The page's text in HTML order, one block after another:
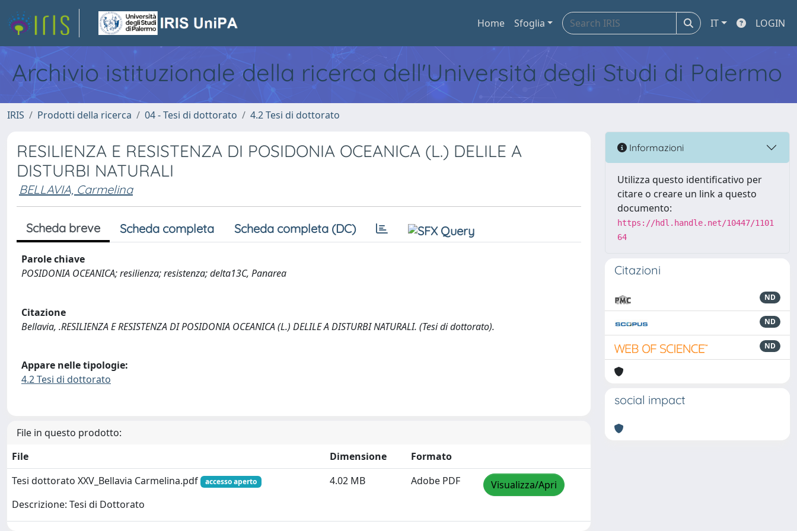
Home Sfoglia IT LOGIN
Archivio istituzionale della ricerca dell'Università degli Studi di Palermo
IRIS Prodotti della ricerca 04 - Tesi di dottorato 4.2 Tesi di dottorato
RESILIENZA E RESISTENZA DI POSIDONIA OCEANICA (L.) DELILE A
DISTURBI NATURALI
BELLAVIA, Carmelina
Scheda breve Scheda completa Scheda completa (DC)
Parole chiave
POSIDONIA OCEANICA; resilienza; resistenza; delta13C, Panarea
Citazione
Bellavia, .RESILIENZA E RESISTENZA DI POSIDONIA OCEANICA (L.) DELILE A DISTURBI NATURALI. (Tesi di dottorato).
Appare nelle tipologie:
4.2 Tesi di dottorato
File in questo prodotto:
File
Dimensione
Formato
Tesi dottorato XXV_Bellavia Carmelina.pdf
accesso aperto
Descrizione: Tesi di Dottorato
4.02 MB Adobe PDF Visualizza/Apri
Informazioni
Utilizza questo identificativo per
citare o creare un link a questo
documento:
https://hdl.handle.net/10447/1101
64
Citazioni
ND
ND
ND
social impact